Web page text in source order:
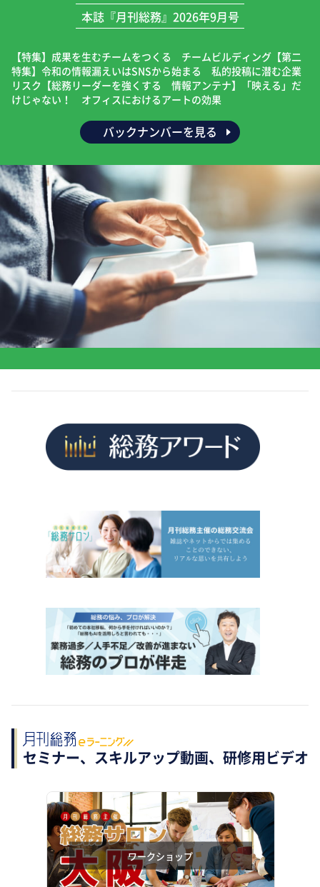
本誌『月刊総務』2026年9月号
【特集】成果を生むチームをつくる チームビルディング【第二
特集】令和の情報漏えいはSNSから始まる 私的投稿に潜む企業
リスク【総務リーダーを強くする 情報アンテナ】「映える」だ
けじゃない！ オフィスにおけるアートの効果
バックナンバーを見る
セミナー、スキルアップ動画、研修用ビデオ
ワークショップ